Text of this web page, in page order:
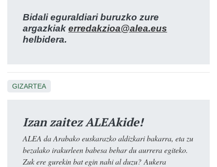
Bidali eguraldiari buruzko zure
argazkiak erredakzioa@alea.eus
helbidera.
GIZARTEA
Izan zaitez ALEAkide!
ALEA da Arabako euskarazko aldizkari bakarra, eta zu
bezalako irakurleen babesa behar du aurrera egiteko.
Zuk ere gurekin bat egin nahi al duzu? Aukera